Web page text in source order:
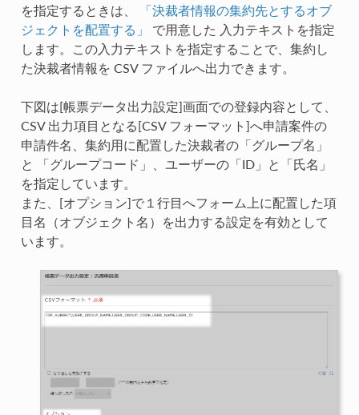
を指定するときは、
「決裁者情報の集約先とするオブ
ジェクトを配置する」
で用意した 入力テキストを指定
します。この入力テキストを指定することで、集約し
た決裁者情報を CSV ファイルへ出力できます。
下図は[帳票データ出力設定]画面での登録内容として、
CSV 出力項目となる[CSV フォーマット]へ申請案件の
申請件名、集約用に配置した決裁者の「グループ名」
と 「グループコード」、ユーザーの「ID」と「氏名」
を指定しています。
また、[オプション]で１行目へフォーム上に配置した項
目名（オブジェクト名）を出力する設定を有効として
います。